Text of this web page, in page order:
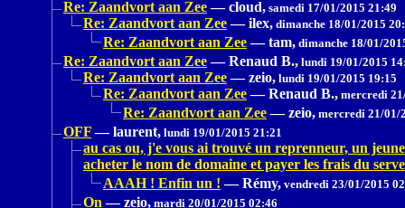
Re: Zaandvort aan Zee — cloud, samedi 17/01/2015 21:49
Re: Zaandvort aan Zee — ilex, dimanche 18/01/2015
Re: Zaandvort aan Zee — tam, dimanche 18/01/
Re: Zaandvort aan Zee — Renaud B., lundi 19/01/2015
Re: Zaandvort aan Zee — zeio, lundi 19/01/2015 19:15
Re: Zaandvort aan Zee — Renaud B., mercredi
Re: Zaandvort aan Zee — zeio, mercredi 21/01/
OFF — laurent, lundi 19/01/2015 21:21
au cas ou, j'e vous ai trouvé un reprenneur, un
acheter le nom de domaine et payer les frais du
AAAH ! Enfin un ! — Rémy, vendredi 23/01/2015
On — zeio, mardi 20/01/2015 02:46